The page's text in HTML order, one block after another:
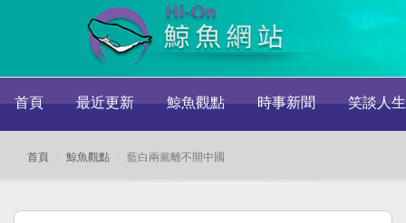
首頁 最近更新 鯨魚觀點 時事新聞 笑談人生
首頁 鯨魚觀點 藍白兩黨離不開中國